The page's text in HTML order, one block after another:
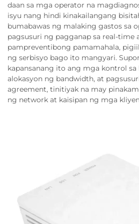
daan sa mga operator na
isyu nang hindi kinakailangang
bumabawas ng malaking gastos sa
pagsusuri ng pagganap sa real-time
pampreventibong pamamahala,
ng serbisyo bago ito mangyari.
kapansanang ito ang mga kontrol sa
alokasyon ng bandwidth, at
agreement, tinitiyak na may
ng network at kaisipan ng mga